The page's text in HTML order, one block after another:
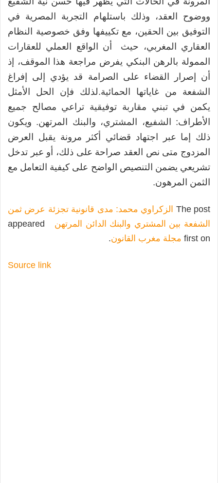
ووضوح العقد، وذلك باستلهام التجربة المصرية في
التوفيق بين الحقين، مع تكييفها وفق خصوصية النظام
العقاري المغربي، حيث أن الواقع العملي للعقارات
الممولة بالرهن البنكي يفرض مراجعة هذا الموقف، إذ
أن إصرار القضاء على الصرامة قد يؤدي إلى إفراغ
الشفعة من غاياتها الحمائية.لذلك فإن الحل الأمثل
يكمن في تبني مقاربة توفيقية تراعي مصالح جميع
الأطراف: الشفيع، المشتري، والبنك المرتهن. ويكون
ذلك إما عبر اجتهاد قضائي أكثر مرونة يقبل العرض
المزدوج متى نص العقد صراحة على ذلك، أو عبر تدخل
تشريعي يضمن التنصيص الواضح على كيفية التعامل مع
الثمن المرهون.
The post الزكراوي محمد: مدى قانونية تجزئة عرض ثمن
الشفعة بين المشتري والبنك الدائن المرتهن
appeared
first on مجلة مغرب القانون.
Source link